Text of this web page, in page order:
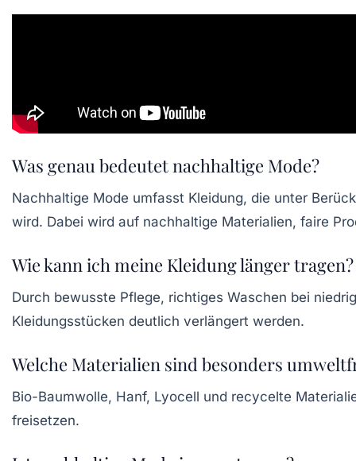
Was genau bedeutet nachhaltige Mode?
Nachhaltige Mode umfasst Kleidung, die unter
wird. Dabei wird auf nachhaltige Materialien, faire
Wie kann ich meine Kleidung länger tragen?
Durch bewusste Pflege, richtiges Waschen bei
Kleidungsstücken deutlich verlängert werden.
Welche Materialien sind besonders
Bio-Baumwolle, Hanf, Lyocell und recycelte
freisetzen.